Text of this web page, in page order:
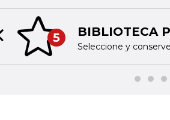
5 BIBLIOTECA
Seleccione y
slide